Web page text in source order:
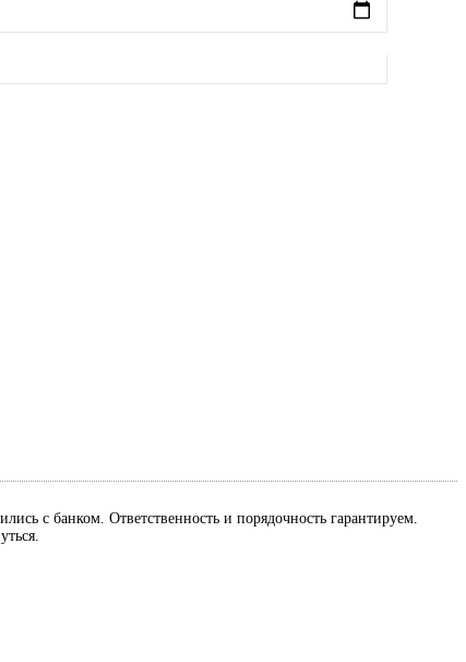
с банком. Ответственность и порядочность гарантируем.